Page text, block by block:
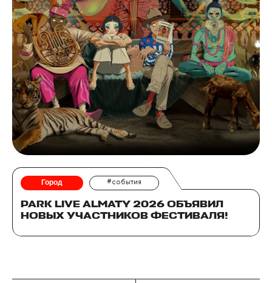
Город #события
PARK LIVE ALMATY 2026 ОБЪЯВИЛ
НОВЫХ УЧАСТНИКОВ ФЕСТИВАЛЯ!